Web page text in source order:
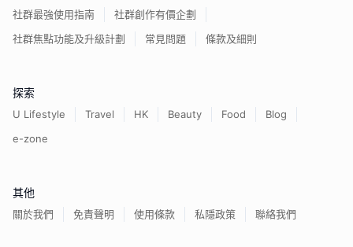
社群最強使用指南
社群創作有價企劃
社群焦點功能及升級計劃
常見問題 條款及細則
探索
U Lifestyle Travel HK Beauty Food
Blog
e-zone
其他
關於我們 免責聲明 使用條款 私隱政策 聯絡我們